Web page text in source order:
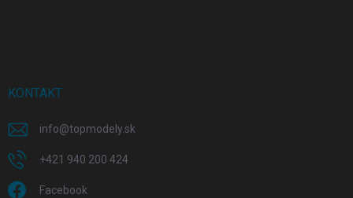
KONTAKT
info@topmodely.sk
+421 940 200 424
Facebook